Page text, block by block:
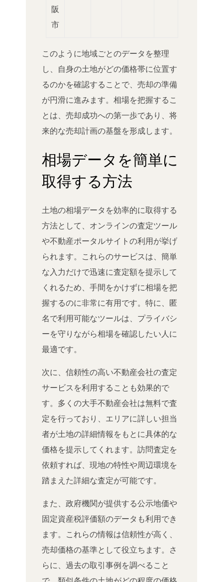
阪
市
このように地域ごとのデータを整理
し、自身の土地がどの価格帯に位置す
るのかを確認することで、売却の準備
が円滑に進みます。相場を把握するこ
とは、売却成功への第一歩であり、将
来的な売却計画の基盤を形成します。
相場データを簡単に
取得する方法
土地の相場データを効率的に取得する
方法として、オンラインの査定ツール
や不動産ポータルサイトの利用が挙げ
られます。これらのサービスは、簡単
な入力だけで迅速に査定額を提示して
くれるため、手間をかけずに相場を把
握するのに非常に有用です。特に、匿
名で利用可能なツールは、プライバシ
ーを守りながら相場を確認したい人に
最適です。
次に、信頼性の高い不動産会社の査定
サービスを利用することも効果的で
す。多くの大手不動産会社は無料で査
定を行っており、エリアに詳しい担当
者が土地の詳細情報をもとに具体的な
価格を提示してくれます。訪問査定を
依頼すれば、現地の特性や周辺環境を
踏まえた詳細な査定が可能です。
また、政府機関が提供する公示地価や
固定資産税評価額のデータも利用でき
ます。これらの情報は信頼性が高く、
売却価格の基準として役立ちます。さ
らに、過去の取引事例を調べること